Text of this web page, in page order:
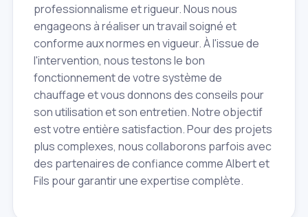
professionnalisme et rigueur. Nous nous
engageons à réaliser un travail soigné et
conforme aux normes en vigueur. À l'issue de
l'intervention, nous testons le bon
fonctionnement de votre système de
chauffage et vous donnons des conseils pour
son utilisation et son entretien. Notre objectif
est votre entière satisfaction. Pour des projets
plus complexes, nous collaborons parfois avec
des partenaires de confiance comme Albert et
Fils pour garantir une expertise complète.